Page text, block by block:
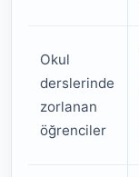
Okul
derslerinde
zorlanan
öğrenciler